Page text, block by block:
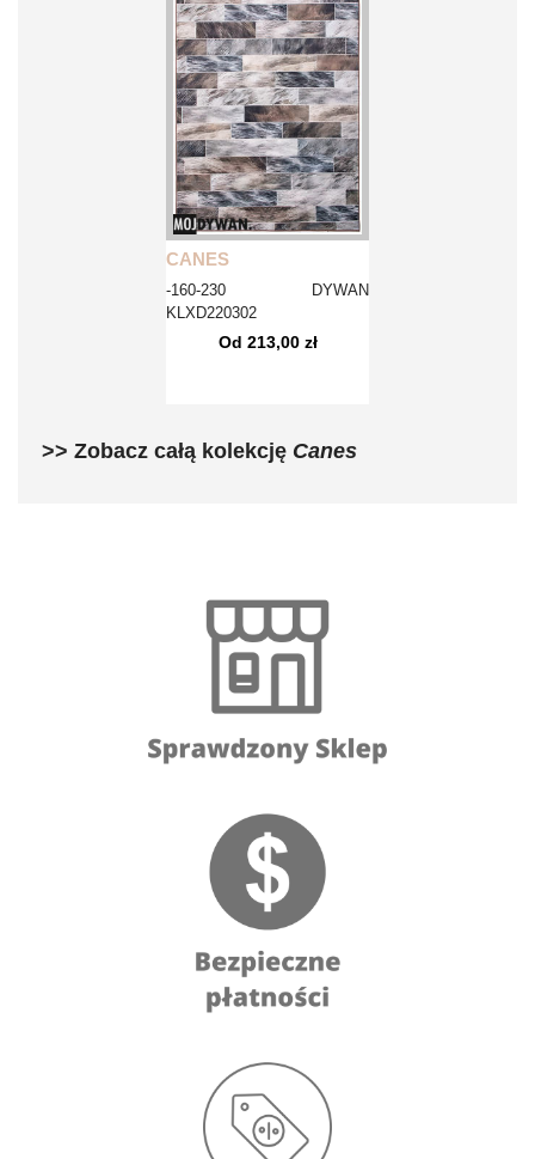
CANES
-160-230 DYWAN
KLXD220302
Od 213,00 zł
>> Zobacz całą kolekcję Canes